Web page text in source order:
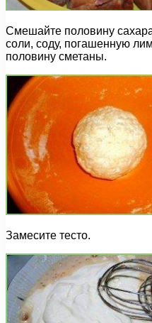
Смешайте половину
соли, соду, погашенную
половину сметаны.
Замесите тесто.